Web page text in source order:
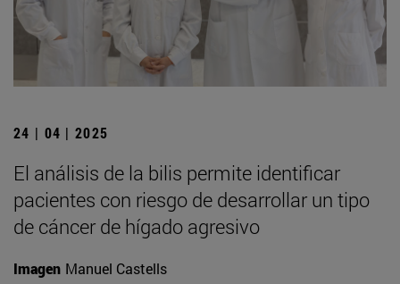
24 | 04 | 2025
El análisis de la bilis permite identificar
pacientes con riesgo de desarrollar un tipo
de cáncer de hígado agresivo
Imagen Manuel Castells